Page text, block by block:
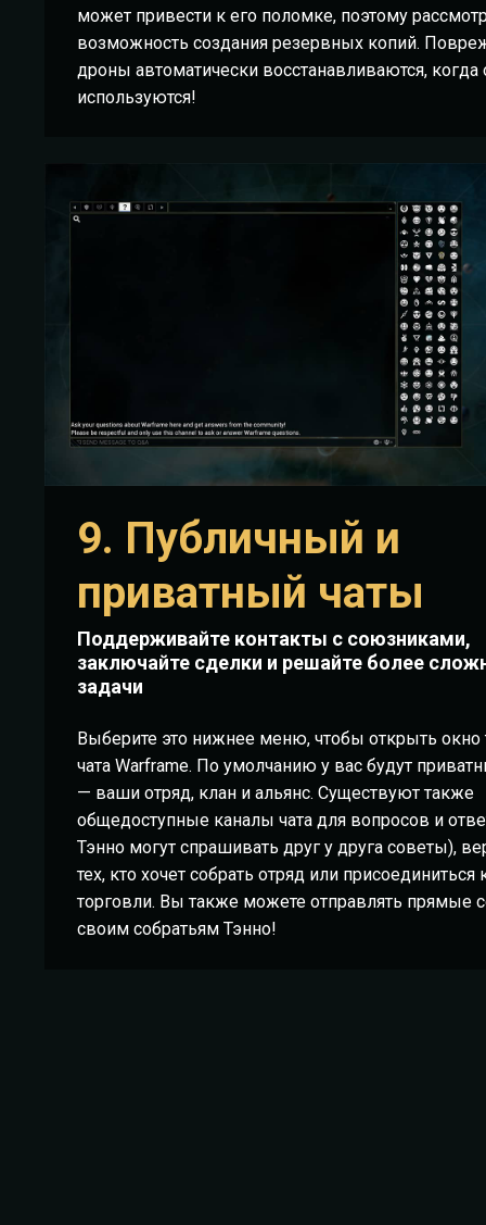
может привести к его поломке, поэтому
возможность создания резервных копий.
дроны автоматически восстанавливаются, когда
используются!
9. Публичный и
приватный чаты
Поддерживайте контакты с союзниками,
заключайте сделки и решайте более
задачи
Выберите это нижнее меню, чтобы открыть окно
чата Warframe. По умолчанию у вас будут
— ваши отряд, клан и альянс. Существуют также
общедоступные каналы чата для вопросов и
Тэнно могут спрашивать друг у друга советы),
тех, кто хочет собрать отряд или присоединиться
торговли. Вы также можете отправлять прямые
своим собратьям Тэнно!